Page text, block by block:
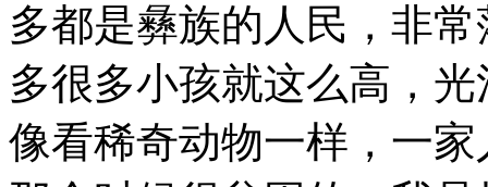
多都是彝族的人民，非
多很多小孩就这么高，
像看稀奇动物一样，一